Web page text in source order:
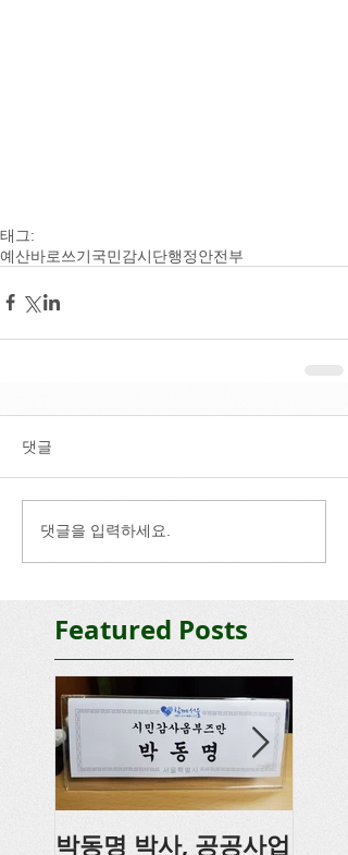
태그:
예산바로쓰기국민감시단행정안전부
댓글
댓글을 입력하세요.
Featured Posts
박동명 박사, 공공사업